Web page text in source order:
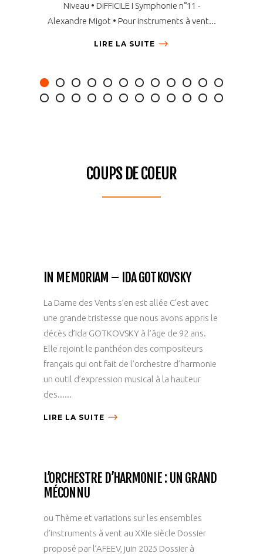
Niveau • DIFFICILE I Symphonie n°11 -
Alexandre Migot • Pour instruments à vent...
LIRE LA SUITE
COUPS DE COEUR
IN MEMORIAM – IDA GOTKOVSKY
La Dame des Vents s’en est allée C’est avec
une grande tristesse que nous avons appris le
décès d’Ida GOTKOVSKY à l’âge de 92 ans.
Elle rejoint le panthéon des compositeurs
français qui ont fait de l’orchestre d’harmonie
un outil d’expression musical à la hauteur
des......
LIRE LA SUITE
L’ORCHESTRE D’HARMONIE : UN GRAND
MÉCONNU
ou Thème et variations sur les ensembles
d’instruments à vent au XXIe siècle Dossier
proposé par l’AFEEV, juin 2025 Dossier à